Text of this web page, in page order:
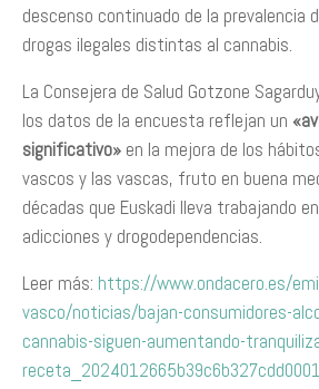
descenso continuado de la prevalencia
drogas ilegales distintas al cannabis.
La Consejera de Salud Gotzone
los datos de la encuesta reflejan un
significativo» en la mejora de los
vascos y las vascas, fruto en buena
décadas que Euskadi lleva trabajando
adicciones y drogodependencias.
Leer más: https://www.ondacero.es/
vasco/noticias/bajan-consumidores-
cannabis-siguen-aumentando-